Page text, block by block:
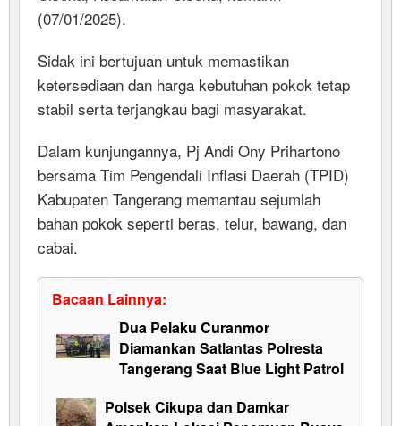
(07/01/2025).
Sidak ini bertujuan untuk memastikan
ketersediaan dan harga kebutuhan pokok tetap
stabil serta terjangkau bagi masyarakat.
Dalam kunjungannya, Pj Andi Ony Prihartono
bersama Tim Pengendali Inflasi Daerah (TPID)
Kabupaten Tangerang memantau sejumlah
bahan pokok seperti beras, telur, bawang, dan
cabai.
Bacaan Lainnya:
Dua Pelaku Curanmor
Diamankan Satlantas Polresta
Tangerang Saat Blue Light Patrol
Polsek Cikupa dan Damkar